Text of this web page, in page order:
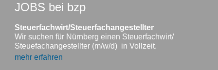
JOBS bei bzp
Steuerfachwirt/Steuerfachangestellter
Wir suchen für Nürnberg einen Steuerfachwirt/
Steuefachangestellter (m/w/d) in Vollzeit.
mehr erfahren